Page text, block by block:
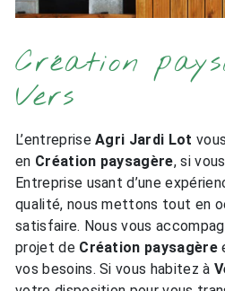
Création
Vers
L’entrepriseAgri Jardi Lot
en Création paysagère, si
Entreprise usant d’une
qualité, nous mettons tout en
satisfaire. Nous vous
projet de Création paysagère
vos besoins. Si vous habitez à